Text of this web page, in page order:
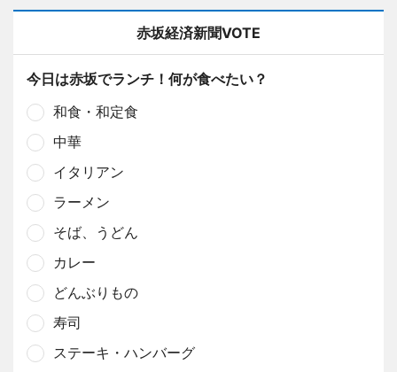
赤坂経済新聞VOTE
今日は赤坂でランチ！何が食べたい？
和食・和定食
中華
イタリアン
ラーメン
そば、うどん
カレー
どんぶりもの
寿司
ステーキ・ハンバーグ